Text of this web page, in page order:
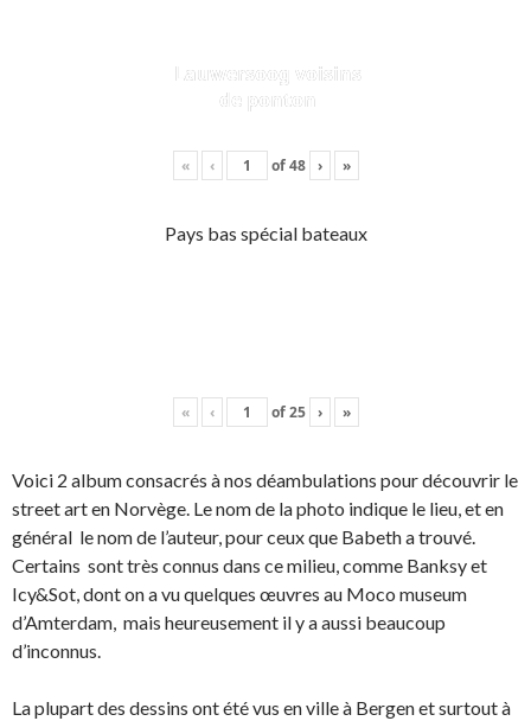
Lauwersoog voisins
de ponton
« ‹ of48 › »
Pays bas spécial bateaux
« ‹ of25 › »
Voici 2 album consacrés à nos déambulations pour découvrir le
street art en Norvège. Le nom de la photo indique le lieu, et en
général le nom de l’auteur, pour ceux que Babeth a trouvé.
Certains sont très connus dans ce milieu, comme Banksy et
Icy&Sot, dont on a vu quelques œuvres au Moco museum
d’Amterdam, mais heureusement il y a aussi beaucoup
d’inconnus.
La plupart des dessins ont été vus en ville à Bergen et surtout à